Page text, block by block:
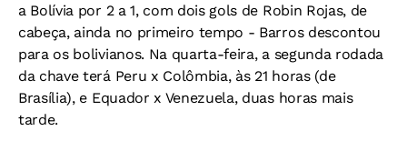
a Bolívia por 2 a 1, com dois gols de Robin Rojas, de
cabeça, ainda no primeiro tempo - Barros descontou
para os bolivianos. Na quarta-feira, a segunda rodada
da chave terá Peru x Colômbia, às 21 horas (de
Brasília), e Equador x Venezuela, duas horas mais
tarde.